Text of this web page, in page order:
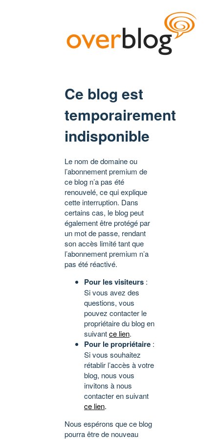
Ce blog est
temporairement
indisponible
Le nom de domaine ou
l’abonnement premium de
ce blog n’a pas été
renouvelé, ce qui explique
cette interruption. Dans
certains cas, le blog peut
également être protégé par
un mot de passe, rendant
son accès limité tant que
l’abonnement premium n’a
pas été réactivé.
Pour les visiteurs :
Si vous avez des
questions, vous
pouvez contacter le
propriétaire du blog en
suivantce lien.
Pour le propriétaire :
Si vous souhaitez
rétablir l’accès à votre
blog, nous vous
invitons à nous
contacter en suivant
ce lien.
Nous espérons que ce blog
pourra être de nouveau